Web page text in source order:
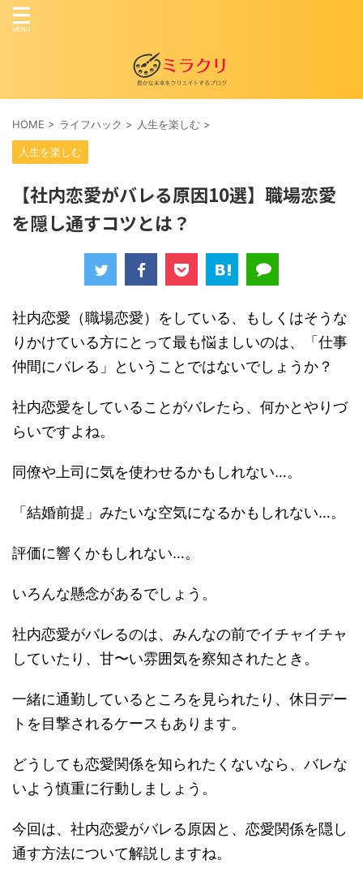
HOME > ライフハック > 人生を楽しむ >
人生を楽しむ
【社内恋愛がバレる原因10選】職場恋愛
を隠し通すコツとは？
社内恋愛（職場恋愛）をしている、もしくはそうな
りかけている方にとって最も悩ましいのは、「仕事
仲間にバレる」ということではないでしょうか？
社内恋愛をしていることがバレたら、何かとやりづ
らいですよね。
同僚や上司に気を使わせるかもしれない…。
「結婚前提」みたいな空気になるかもしれない…。
評価に響くかもしれない…。
いろんな懸念があるでしょう。
社内恋愛がバレるのは、みんなの前でイチャイチャ
していたり、甘〜い雰囲気を察知されたとき。
一緒に通勤しているところを見られたり、休日デー
トを目撃されるケースもあります。
どうしても恋愛関係を知られたくないなら、バレな
いよう慎重に行動しましょう。
今回は、社内恋愛がバレる原因と、恋愛関係を隠し
通す方法について解説しますね。